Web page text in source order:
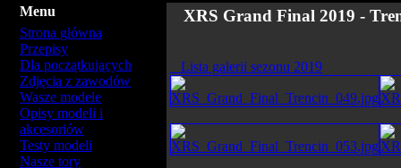
Menu
Strona główna
Przepisy
Dla początkujących
Zdjęcia z zawodów
Wasze modele
Opisy modeli i
akcesoriów
Testy modeli
Nasze tory
XRS Grand Final 2019 -
Lista galerii sezonu 2019